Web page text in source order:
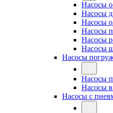
Насосы
Насосы
Насосы
Насосы
Насосы
Насосы
Насосы
Насосы
Насосы
Насосы с